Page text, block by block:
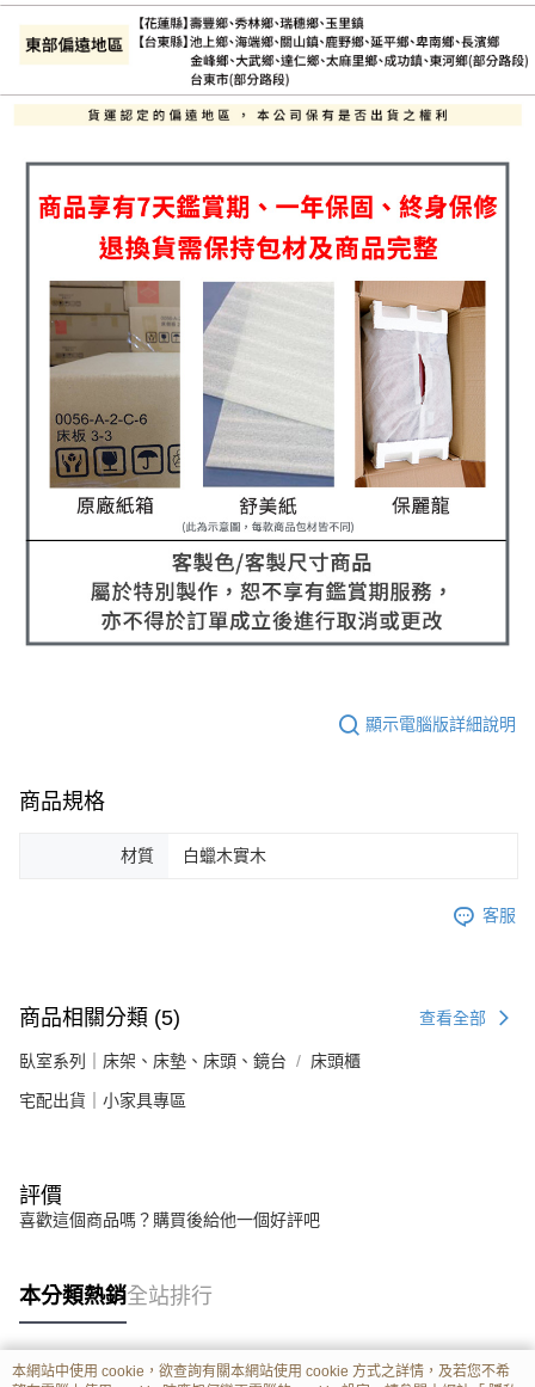
顯示電腦版詳細說明
商品規格
材質 白蠟木實木
客服
商品相關分類 (5) 查看全部
臥室系列｜床架、床墊、床頭、鏡台 床頭櫃
宅配出貨｜小家具專區
評價
喜歡這個商品嗎？購買後給他一個好評吧
本分類熱銷全站排行
本網站中使用 cookie，欲查詢有關本網站使用 cookie 方式之詳情，及若您不希